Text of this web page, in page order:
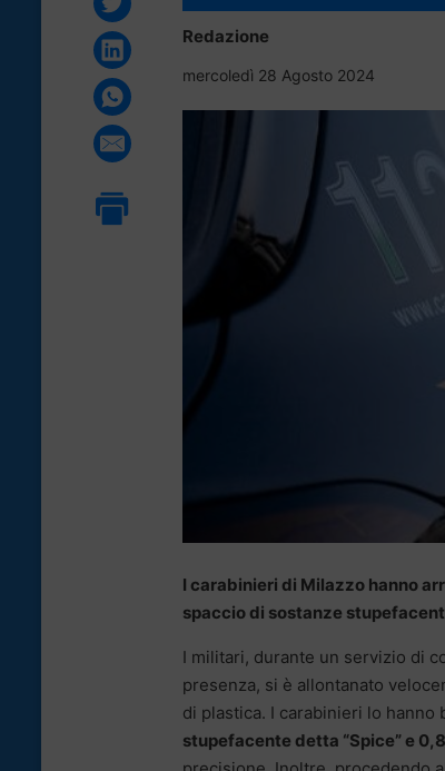
Redazione
mercoledì 28 Agosto 2024
I carabinieri di Milazzo hanno
spaccio di sostanze
I militari, durante un servizio di
presenza, si è allontanato
di plastica. I carabinieri lo hanno
stupefacente detta “Spice” e